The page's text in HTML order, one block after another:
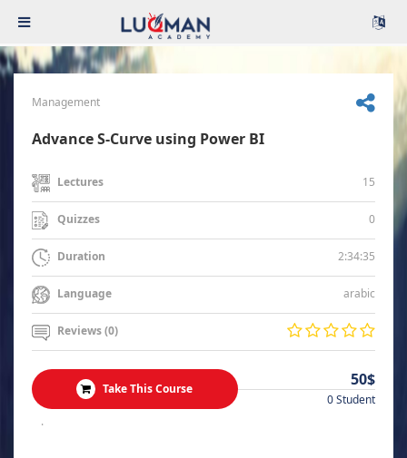
Management
Advance S-Curve using Power BI
Lectures 15
Quizzes 0
Duration 2:34:35
Language arabic
Reviews (0)
Take This Course 50$
0 Student
.